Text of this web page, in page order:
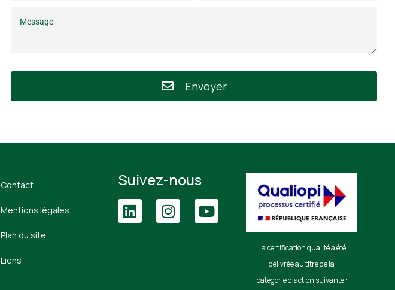
Envoyer
Contact
Mentions légales
Plan du site
Liens
Suivez-nous
La certification qualité a été
délivrée au titre de la
catégorie d’action suivante :